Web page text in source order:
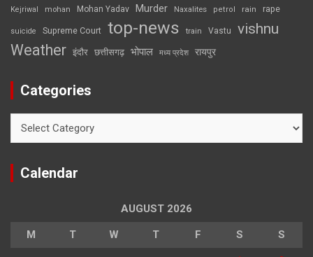
Kejriwal mohan Mohan Yadav Murder Naxalites petrol rain rape
suicide Supreme Court top-news train Vastu vishnu
Weather इंदौर छत्तीसगढ़ भोपाल मध्य प्रदेश रायपुर
Categories
Calendar
AUGUST 2026
M T W T F S S